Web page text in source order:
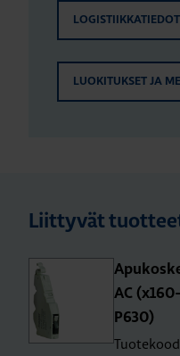
LOGISTIIKKATIEDOT
LUOKITUKSET JA
Liittyvät
AC
P630)